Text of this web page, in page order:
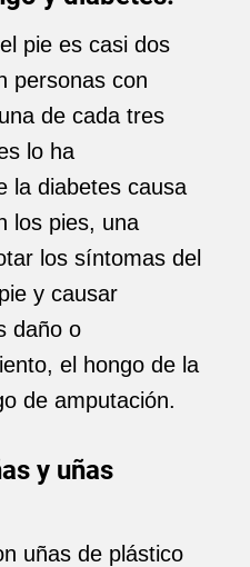
pie es casi dos
personas con
de cada tres
lo ha
la diabetes causa
los pies, una
los síntomas del
y causar
daño o
el hongo de la
de amputación.
y uñas
uñas de plástico